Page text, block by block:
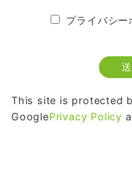
プライバシー
This site is protected
GooglePrivacy Policy